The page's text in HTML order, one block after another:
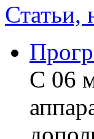
Статьи,
С 06